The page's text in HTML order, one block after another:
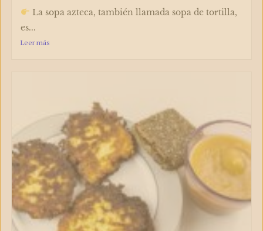
La sopa azteca, también llamada sopa de tortilla,
es...
Leer más